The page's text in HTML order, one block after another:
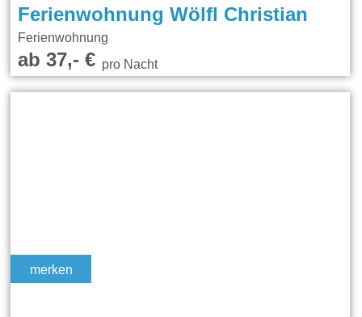
Ferienwohnung Wölfl Christian
Ferienwohnung
ab 37,- €pro Nacht
merken